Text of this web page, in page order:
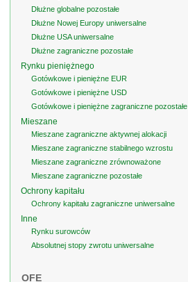
Dłużne globalne pozostałe
Dłużne Nowej Europy uniwersalne
Dłużne USA uniwersalne
Dłużne zagraniczne pozostałe
Rynku pieniężnego
Gotówkowe i pieniężne EUR
Gotówkowe i pieniężne USD
Gotówkowe i pieniężne zagraniczne pozostałe
Mieszane
Mieszane zagraniczne aktywnej alokacji
Mieszane zagraniczne stabilnego wzrostu
Mieszane zagraniczne zrównoważone
Mieszane zagraniczne pozostałe
Ochrony kapitału
Ochrony kapitału zagraniczne uniwersalne
Inne
Rynku surowców
Absolutnej stopy zwrotu uniwersalne
OFE